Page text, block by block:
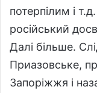
потерпілим і
російський
Далі більше.
Приазовське,
Запоріжжя і